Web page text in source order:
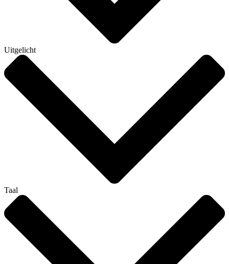
Uitgelicht
Taal